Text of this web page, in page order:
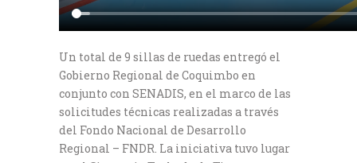
Un total de 9 sillas de ruedas entregó el
Gobierno Regional de Coquimbo en
conjunto con SENADIS, en el marco de las
solicitudes técnicas realizadas a través
del Fondo Nacional de Desarrollo
Regional – FNDR. La iniciativa tuvo lugar